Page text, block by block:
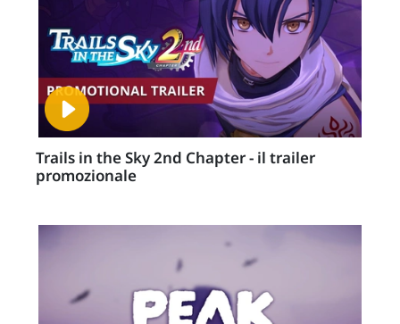
Trails in the Sky 2nd Chapter - il trailer
promozionale